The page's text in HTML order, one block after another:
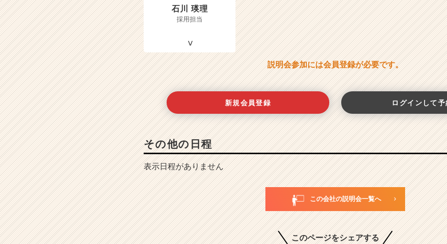
石川 瑛理
採用担当
説明会参加には会員登録が必要です。
新規会員登録 ログインして
その他の日程
表示日程がありません
この会社の説明会一覧へ
このページをシェアする